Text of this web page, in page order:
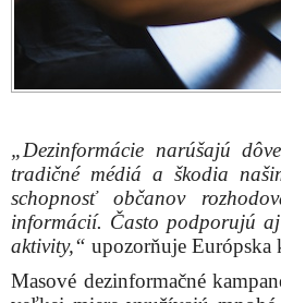
„Dezinformácie narúšajú
tradičné médiá a škodia
schopnosť občanov
informácií. Často podporujú
aktivity,“ upozorňuje Európska
Masové dezinformačné